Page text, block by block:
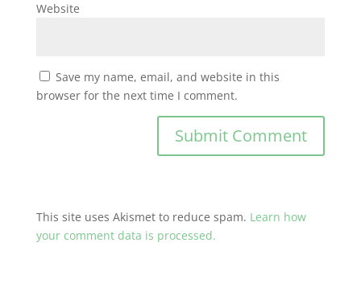
Website
Save my name, email, and website in this
browser for the next time I comment.
This site uses Akismet to reduce spam. Learn how
your comment data is processed.